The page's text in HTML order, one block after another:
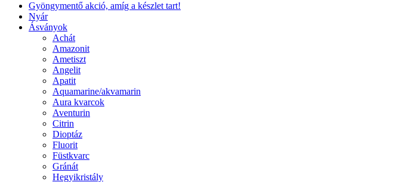
Gyöngymentő akció, amíg a készlet tart!
Nyár
Ásványok
Achát
Amazonit
Ametiszt
Angelit
Apatit
Aquamarine/akvamarin
Aura kvarcok
Aventurin
Citrin
Dioptáz
Fluorit
Füstkvarc
Gránát
Hegyikristály